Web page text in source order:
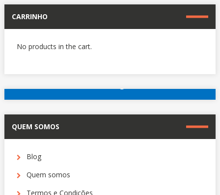
CARRINHO
No products in the cart.
Outros hotéis em Paris
QUEM SOMOS
Blog
Quem somos
Termos e Condições